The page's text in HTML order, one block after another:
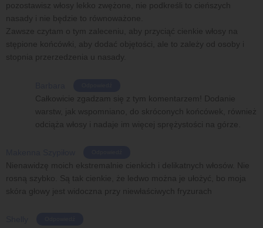
pozostawisz włosy lekko zwężone, nie podkreśli to cieńszych
nasady i nie będzie to równoważone.
Zawsze czytam o tym zaleceniu, aby przyciąć cienkie włosy na
stępione końcówki, aby dodać objętości, ale to zależy od osoby i
stopnia przerzedzenia u nasady.
Całkowicie zgadzam się z tym komentarzem! Dodanie
warstw, jak wspomniano, do skróconych końcówek, również
odciąża włosy i nadaje im więcej sprężystości na górze.
Nienawidzę moich ekstremalnie cienkich i delikatnych włosów. Nie
rosną szybko. Są tak cienkie, że ledwo można je ułożyć, bo moja
skóra głowy jest widoczna przy niewłaściwych fryzurach